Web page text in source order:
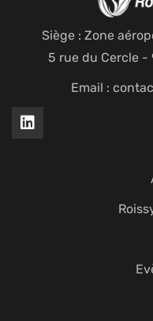
Siège : Zone
5 rue du Cercle -
Email :